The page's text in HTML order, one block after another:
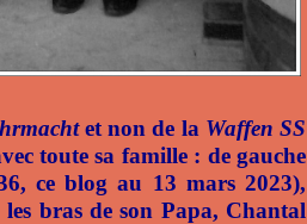
et non de la Waffen SS
toute sa famille : de gauche
ce blog au 13 mars 2023),
bras de son Papa, Chantal